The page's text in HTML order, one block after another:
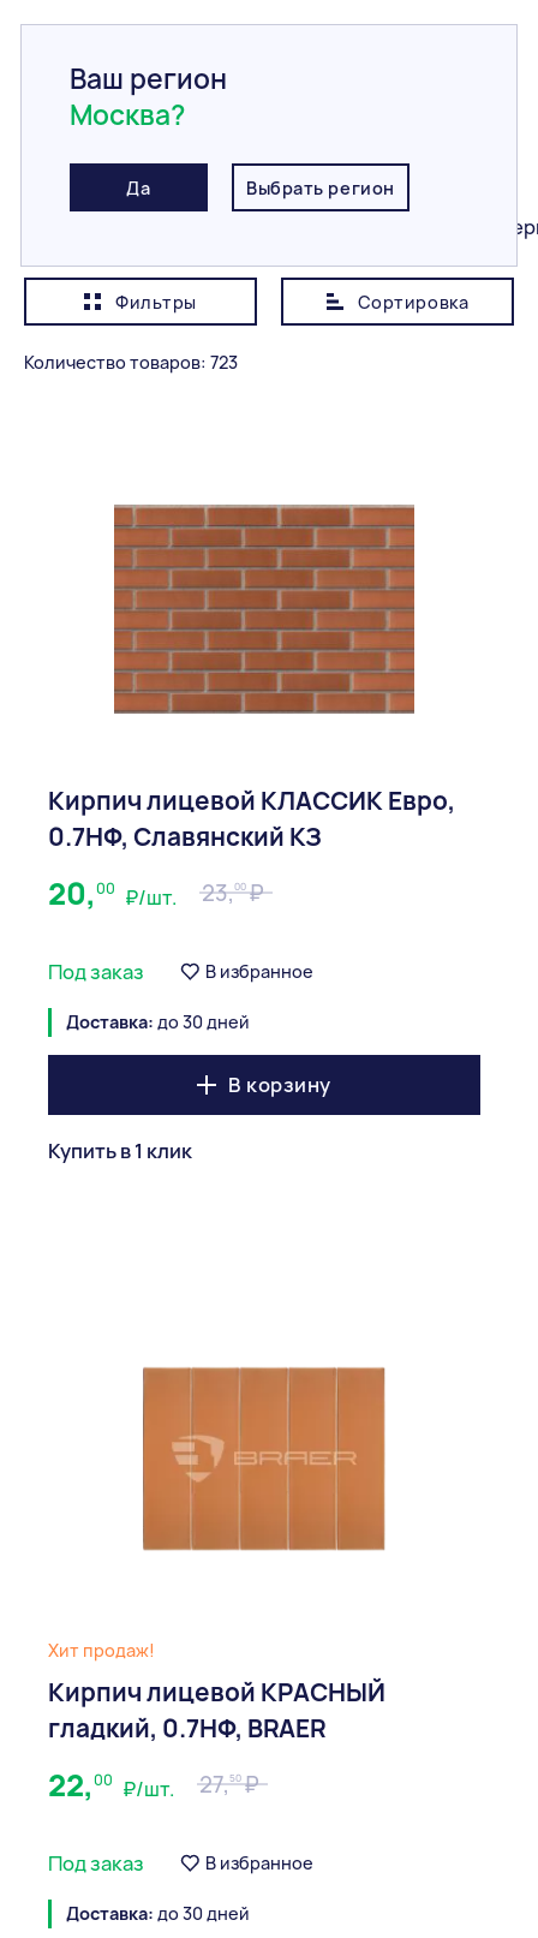
Ваш регион
Москва?
Да Выбрать регион
Главная / Каталог
Кирпич
Фильтры Сортировка
Показывать сначала
Количество товаров: 723
Кирпич лицевой КЛАССИК Евро,
0.7НФ, Славянский КЗ
20,00 ₽/шт. 23,00
Под заказ В избранное
Доставка: до 30 дней
В корзину
Купить в 1 клик
Хит продаж!
Кирпич лицевой КРАСНЫЙ
гладкий, 0.7НФ, BRAER
22,00 ₽/шт. 27,50
Под заказ В избранное
Доставка: до 30 дней